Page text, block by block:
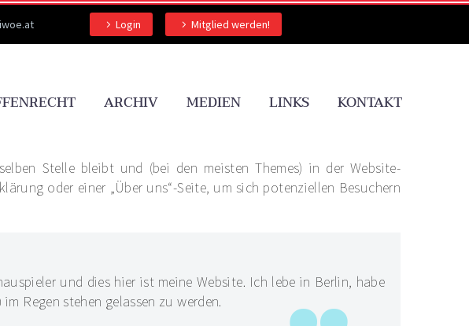
Login Mitglied werden!
ARCHIV MEDIEN LINKS KONTAKT
Stelle bleibt und (bei den meisten Themes) in der Website-
oder einer „Über uns“-Seite, um sich potenziellen Besuchern
und dies hier ist meine Website. Ich lebe in Berlin, habe
Regen stehen gelassen zu werden.